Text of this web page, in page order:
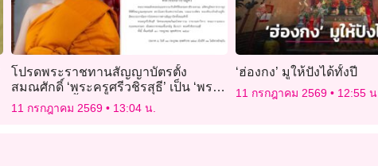
โปรดพระราชทานสัญญาบัตรตั้ง
สมณศักดิ์ ‘พระครูศรีวชิรสุธี’ เป็น ‘พระ
ราชาคณะชั้นสามัญ’
11 กรกฎาคม 2569 13:04 น.
‘ฮ่องกง’ มูให้ปังได้ทั้งปี
11 กรกฎาคม 2569 12:55 น.